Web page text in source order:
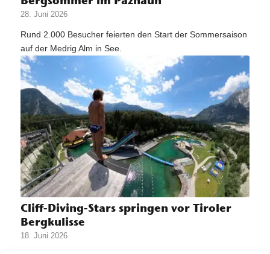
28. Juni 2026
Rund 2.000 Besucher feierten den Start der Sommersaison
auf der Medrig Alm in See.
Cliff-Diving-Stars springen vor Tiroler
Bergkulisse
18. Juni 2026